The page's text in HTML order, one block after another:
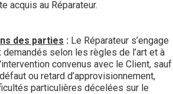
acquis au Réparateur.
des parties : Le Réparateur s’engage
selon les règles de l’art et à
convenus avec le Client, sauf
ou retard d’approvisionnement,
particulières décelées sur le